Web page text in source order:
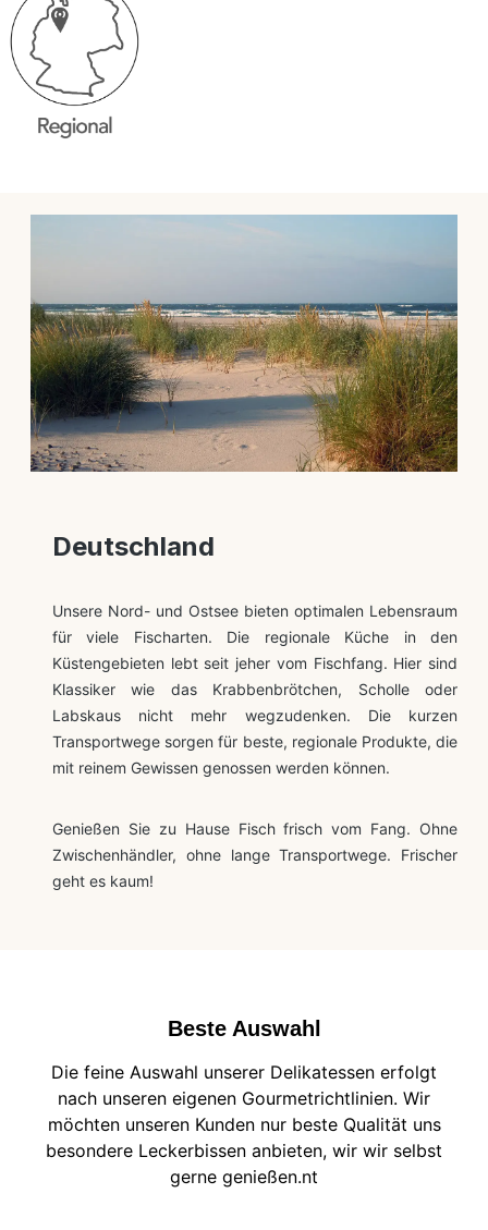
Deutschland
Unsere Nord- und Ostsee bieten optimalen Lebensraum
für viele Fischarten. Die regionale Küche in den
Küstengebieten lebt seit jeher vom Fischfang. Hier sind
Klassiker wie das Krabbenbrötchen, Scholle oder
Labskaus nicht mehr wegzudenken. Die kurzen
Transportwege sorgen für beste, regionale Produkte, die
mit reinem Gewissen genossen werden können.
Genießen Sie zu Hause Fisch frisch vom Fang. Ohne
Zwischenhändler, ohne lange Transportwege. Frischer
geht es kaum!
Beste Auswahl
Die feine Auswahl unserer Delikatessen erfolgt
nach unseren eigenen Gourmetrichtlinien. Wir
möchten unseren Kunden nur beste Qualität uns
besondere Leckerbissen anbieten, wir wir selbst
gerne genießen.nt